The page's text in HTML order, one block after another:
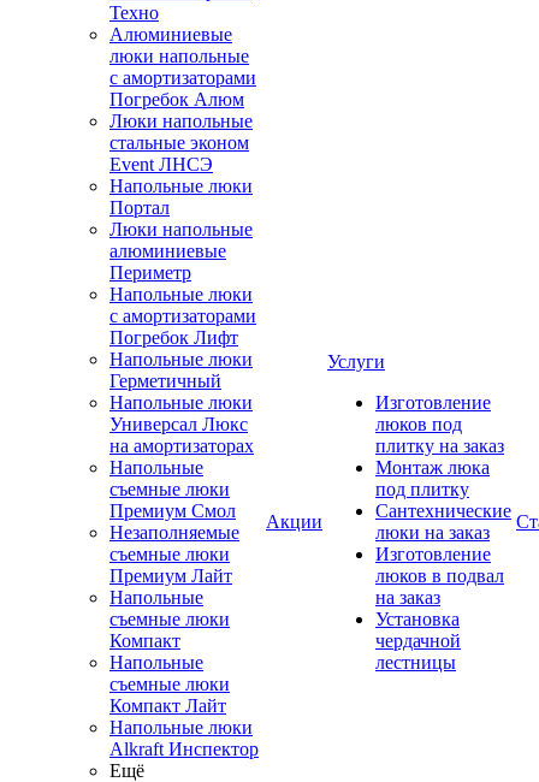
Техно
Алюминиевые
люки напольные
с амортизаторами
Погребок Алюм
Люки напольные
стальные эконом
Event ЛНСЭ
Напольные люки
Портал
Люки напольные
алюминиевые
Периметр
Напольные люки
с амортизаторами
Погребок Лифт
Напольные люки
Герметичный
Напольные люки
Универсал Люкс
на амортизаторах
Напольные
съемные люки
Премиум Смол
Незаполняемые
съемные люки
Премиум Лайт
Напольные
съемные люки
Компакт
Напольные
съемные люки
Компакт Лайт
Напольные люки
Alkraft Инспектор
Ещё
Акции
Услуги
Изготовление
люков под
плитку на заказ
Монтаж люка
под плитку
Сантехнические
люки на заказ
Изготовление
люков в подвал
на заказ
Установка
чердачной
лестницы